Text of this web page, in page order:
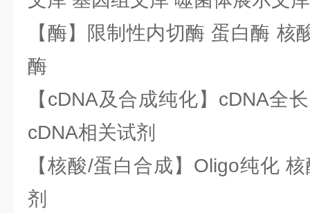
【酶】限制性内切酶 蛋白酶 核
酶
【cDNA及合成纯化】cDNA全
cDNA相关试剂
【核酸/蛋白合成】Oligo纯化
剂